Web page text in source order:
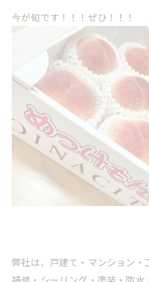
今が旬です！！！ぜひ！！！
弊社は、戸建て・マンション